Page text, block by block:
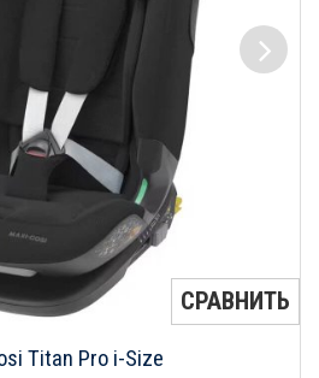
СРАВНИТЬ
Titan Pro i-Size